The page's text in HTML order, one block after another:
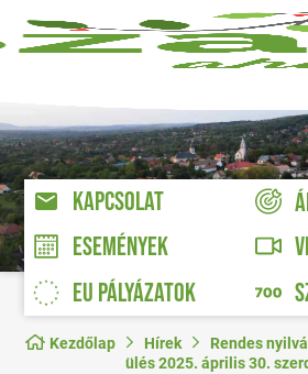
KAPCSOLAT
ESEMÉNYEK
EU PÁLYÁZATOK
Kezdőlap Hírek
Rendes
ülés 2025. április 30.